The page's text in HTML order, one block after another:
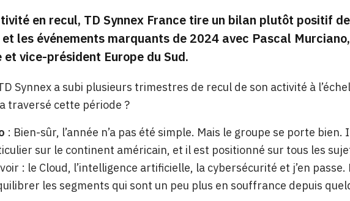
en recul, TD Synnex France tire un bilan plutôt positif
les événements marquants de 2024 avec Pascal
et vice-président Europe du Sud.
Synnex a subi plusieurs trimestres de recul de son activité à
traversé cette période ?
: Bien-sûr, l’année n’a pas été simple. Mais le groupe se porte
sur le continent américain, et il est positionné sur tous les
: le Cloud, l’intelligence artificielle, la cybersécurité et j’en
les segments qui sont un peu plus en souffrance depuis